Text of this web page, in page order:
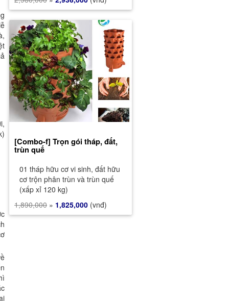
[Combo-f] Trọn gói tháp, đất,
trùn quế
01 tháp hữu cơ vi sinh, đất hữu
cơ trộn phân trùn và trùn quế
(xấp xỉ 120 kg)
1,890,000 » 1,825,000 (vnđ)